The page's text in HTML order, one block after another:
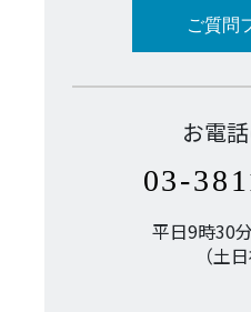
ご質問
お電
03-
平日9時30
（土